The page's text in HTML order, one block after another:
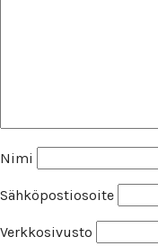
Nimi
Sähköpostiosoite
Verkkosivusto